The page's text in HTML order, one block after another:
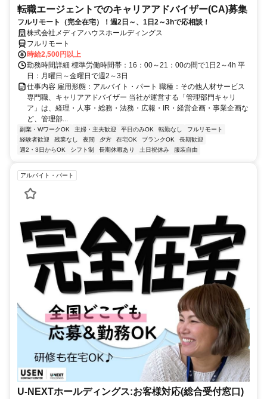
転職エージェントでのキャリアアドバイザー(CA)募集
フルリモート（完全在宅）！週2日～、1日2～3hで応相談！
株式会社メディアハウスホールディングス
フルリモート
時給2,500円以上
勤務時間詳細 標準労働時間帯：16：00～21：00の間で1日2～4h 平
日：月曜日～金曜日で週2～3日
仕事内容 雇用形態：アルバイト・パート 職種：その他人材サービス
専門職、キャリアアドバイザー 当社が運営する「管理部門キャリ
ア」は、経理・人事・総務・法務・広報・IR・経営企画・事業企画な
ど、管理部...
副業・WワークOK 主婦・主夫歓迎 平日のみOK 転勤なし
フルリモート
経験者歓迎
残業なし 夜間 夕方 在宅OK ブランクOK
長期歓迎
週2・3日からOK
シフト制 長期休暇あり 土日祝休み 服装自由
アルバイト・パート
U-NEXTホールディングス:お客様対応(総合受付窓口)